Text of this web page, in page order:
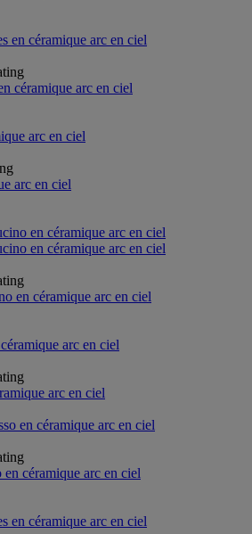
céramique arc en ciel
arc en ciel
en céramique arc en ciel
arc en ciel
en céramique arc en ciel